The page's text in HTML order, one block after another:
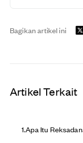
Bagikan artikel ini
Artikel Terkait
1.Apa Itu